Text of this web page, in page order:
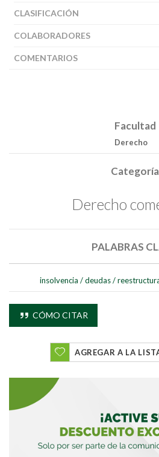
CLASIFICACIÓN
COLABORADORES
COMENTARIOS
Facultad
Derecho
Categoría
Derecho
PALABRAS
insolvencia / deudas /
CÓMO CITAR
AGREGAR A LA